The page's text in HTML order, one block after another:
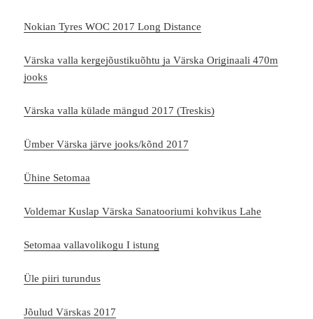
Nokian Tyres WOC 2017 Long Distance
Värska valla kergejõustikuõhtu ja Värska Originaali 470m
jooks
Värska valla külade mängud 2017 (Treskis)
Ümber Värska järve jooks/kõnd 2017
Ühine Setomaa
Voldemar Kuslap Värska Sanatooriumi kohvikus Lahe
Setomaa vallavolikogu I istung
Üle piiri turundus
Jõulud Värskas 2017